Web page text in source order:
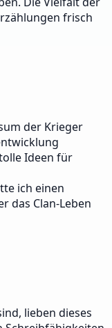
frisch
der Krieger
Ideen für
ich einen
das Clan-Leben
lieben dieses